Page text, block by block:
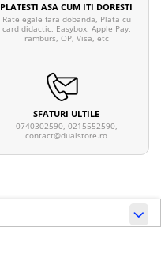
PLATESTI ASA CUM ITI DORESTI
Rate egale fara dobanda, Plata cu
card didactic, Easybox, Apple Pay,
ramburs, OP, Visa, etc
SFATURI ULTILE
0740302590, 0215552590,
contact@dualstore.ro